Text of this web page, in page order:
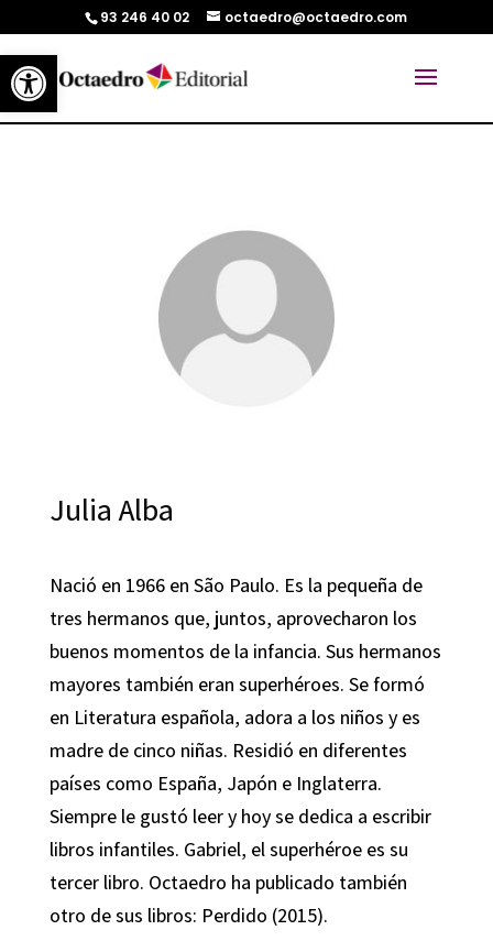
Abrir barra de herramientas
93 246 40 02 octaedro@octaedro.com
Julia Alba
Nació en 1966 en São Paulo. Es la pequeña de
tres hermanos que, juntos, aprovecharon los
buenos momentos de la infancia. Sus hermanos
mayores también eran superhéroes. Se formó
en Literatura española, adora a los niños y es
madre de cinco niñas. Residió en diferentes
países como España, Japón e Inglaterra.
Siempre le gustó leer y hoy se dedica a escribir
libros infantiles. Gabriel, el superhéroe es su
tercer libro. Octaedro ha publicado también
otro de sus libros: Perdido (2015).